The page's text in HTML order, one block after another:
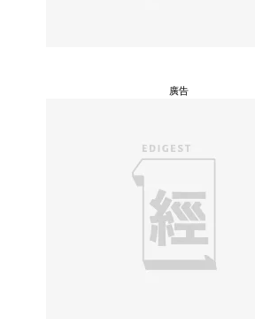
廣告